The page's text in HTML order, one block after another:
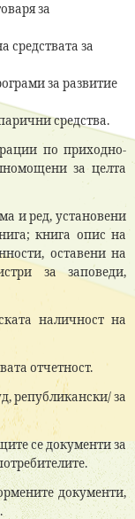
за
за
за развитие
средства.
по приходно-
за целта
и ред, установени
книга опис на
оставени на
за заповеди,
наличност на
отчетност.
републикански/ за
се документи за
документи,